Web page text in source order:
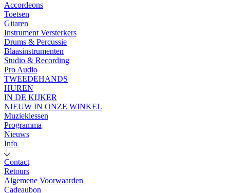
Accordeons
Toetsen
Gitaren
Instrument Versterkers
Drums & Percussie
Blaasinstrumenten
Studio & Recording
Pro Audio
TWEEDEHANDS
HUREN
IN DE KIJKER
NIEUW IN ONZE WINKEL
Muzieklessen
Programma
Nieuws
Info
Contact
Retours
Algemene Voorwaarden
Cadeaubon